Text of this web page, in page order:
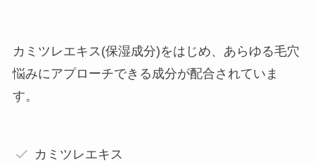
カミツレエキス(保湿成分)をはじめ、あらゆる毛穴
悩みにアプローチできる成分が配合されていま
す。
カミツレエキス